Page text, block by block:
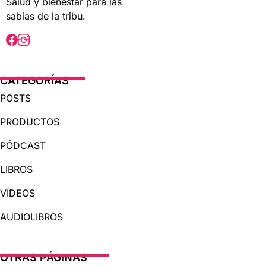
sabias de la tribu.
CATEGORÍAS
POSTS
PRODUCTOS
PÓDCAST
LIBROS
VÍDEOS
AUDIOLIBROS
OTRAS PÁGINAS